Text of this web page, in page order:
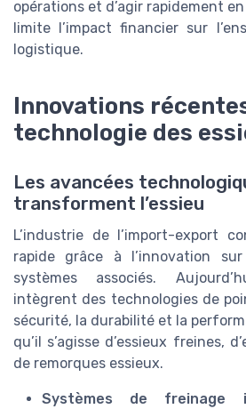
opérations et d’agir rapidement
limite l’impact financier sur
logistique.
Innovations
technologie des
Les avancées
transforment l’essieu
L’industrie de l’import-export
rapide grâce à l’innovation
systèmes associés.
intègrent des technologies de
sécurité, la durabilité et la
qu’il s’agisse d’essieux freines,
de remorques essieux.
Systèmes de freinage